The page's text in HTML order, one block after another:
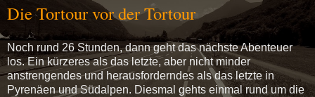
Die Tortour vor der Tortour
Noch rund 26 Stunden, dann geht das nächste Abenteuer
los. Ein kürzeres als das letzte, aber nicht minder
anstrengendes und herausforderndes als das letzte in
Pyrenäen und Südalpen. Diesmal gehts einmal rund um die